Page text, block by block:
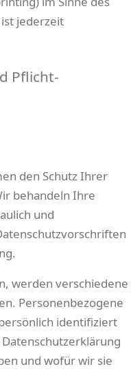
jederzeit
Pflicht­
den Schutz Ihrer
behandeln Ihre
und
werden verschiedene
Personenbezogene
identifiziert
und wofür wir sie